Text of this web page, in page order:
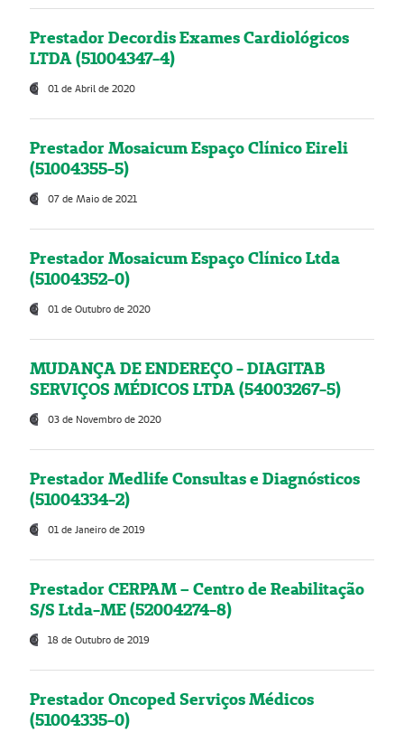
Prestador Decordis Exames Cardiológicos
LTDA (51004347-4)
01 de Abril de 2020
Prestador Mosaicum Espaço Clínico Eireli
(51004355-5)
07 de Maio de 2021
Prestador Mosaicum Espaço Clínico Ltda
(51004352-0)
01 de Outubro de 2020
MUDANÇA DE ENDEREÇO - DIAGITAB
SERVIÇOS MÉDICOS LTDA (54003267-5)
03 de Novembro de 2020
Prestador Medlife Consultas e Diagnósticos
(51004334-2)
01 de Janeiro de 2019
Prestador CERPAM – Centro de Reabilitação
S/S Ltda-ME (52004274-8)
18 de Outubro de 2019
Prestador Oncoped Serviços Médicos
(51004335-0)